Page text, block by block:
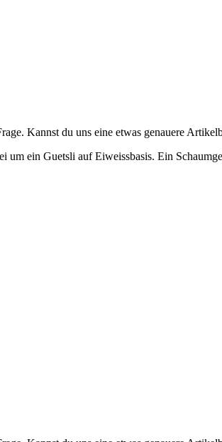
Kannst du uns eine etwas genauere
um ein Guetsli auf Eiweissbasis. Ein